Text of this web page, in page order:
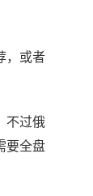
，或者
不过俄
要全盘